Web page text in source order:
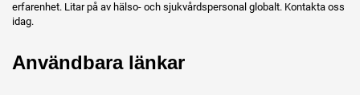
erfarenhet. Litar på av hälso- och sjukvårdspersonal globalt. Kontakta oss
idag.
Användbara länkar